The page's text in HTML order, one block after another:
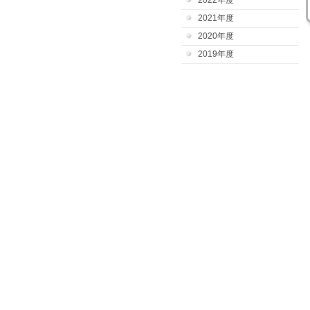
2021年度
2020年度
2019年度